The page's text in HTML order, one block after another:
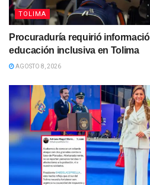
TOLIMA
Procuraduría requirió
educación inclusiva en Tolima
AGOSTO 8, 2026